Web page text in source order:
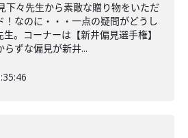
下々先生から素敵な贈り物をいただ
！なのに・・・一点の疑問がどうし
。コーナーは【新井偏見選手権】
ずな偏見が新井...